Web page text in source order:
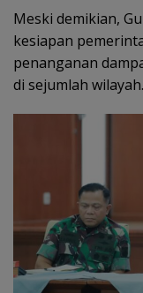
Meski demikian,
kesiapan
penanganan
di sejumlah wilayah.